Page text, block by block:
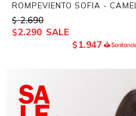
ROMPEVIENTO SOFIA - CAMEL
$ 2.690
$2.290
$ 1.947